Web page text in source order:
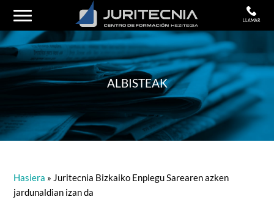
LLAMAR
ALBISTEAK
Hasiera » Juritecnia Bizkaiko Enplegu Sarearen azken
jardunaldian izan da